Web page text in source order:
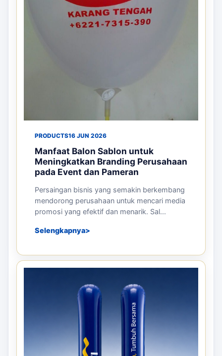
PRODUCTS16 JUN 2026
Manfaat Balon Sablon untuk
Meningkatkan Branding Perusahaan
pada Event dan Pameran
Persaingan bisnis yang semakin berkembang
mendorong perusahaan untuk mencari media
promosi yang efektif dan menarik. Sal...
Selengkapnya